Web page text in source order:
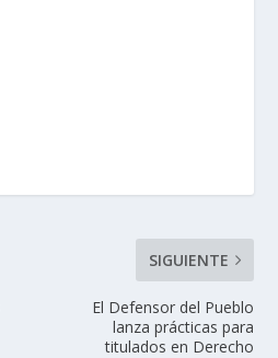
SIGUIENTE
El Defensor del Pueblo
lanza prácticas para
titulados en Derecho